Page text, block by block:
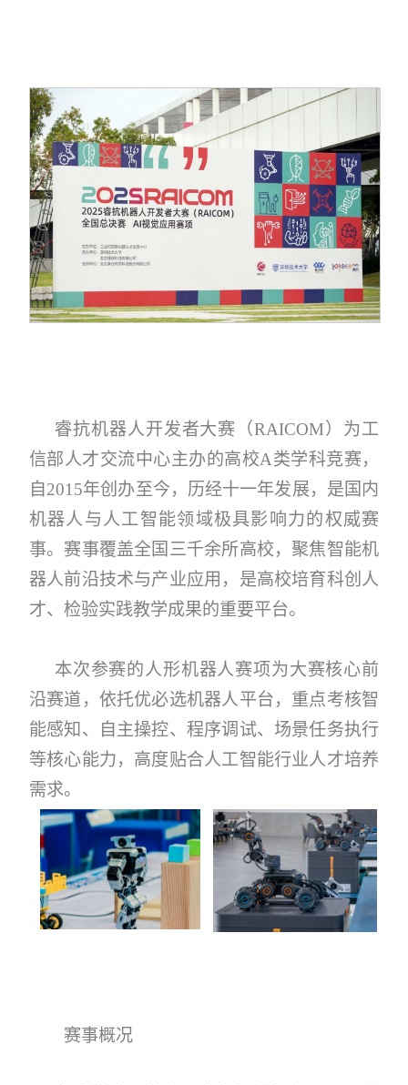
睿抗机器人开发者大赛（RAICOM）为工
信部人才交流中心主办的高校A类学科竞赛，
自2015年创办至今，历经十一年发展，是国内
机器人与人工智能领域极具影响力的权威赛
事。赛事覆盖全国三千余所高校，聚焦智能机
器人前沿技术与产业应用，是高校培育科创人
才、检验实践教学成果的重要平台。
本次参赛的人形机器人赛项为大赛核心前
沿赛道，依托优必选机器人平台，重点考核智
能感知、自主操控、程序调试、场景任务执行
等核心能力，高度贴合人工智能行业人才培养
需求。
赛事概况